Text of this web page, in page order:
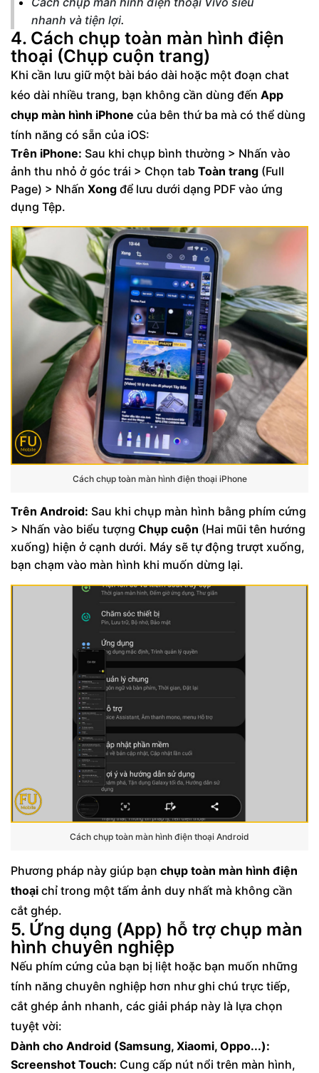
nhanh và tiện lợi.
4. Cách chụp toàn màn hình điện
thoại (Chụp cuộn trang)
Khi cần lưu giữ một bài báo dài hoặc một đoạn chat
kéo dài nhiều trang, bạn không cần dùng đến App
chụp màn hình iPhone của bên thứ ba mà có thể dùng
tính năng có sẵn của iOS:
Trên iPhone: Sau khi chụp bình thường > Nhấn vào
ảnh thu nhỏ ở góc trái > Chọn tab Toàn trang (Full
Page) > Nhấn Xong để lưu dưới dạng PDF vào ứng
dụng Tệp.
Cách chụp toàn màn hình điện thoại iPhone
Trên Android: Sau khi chụp màn hình bằng phím cứng
> Nhấn vào biểu tượng Chụp cuộn (Hai mũi tên hướng
xuống) hiện ở cạnh dưới. Máy sẽ tự động trượt xuống,
bạn chạm vào màn hình khi muốn dừng lại.
Cách chụp toàn màn hình điện thoại Android
Phương pháp này giúp bạn chụp toàn màn hình điện
thoại chỉ trong một tấm ảnh duy nhất mà không cần
cắt ghép.
5. Ứng dụng (App) hỗ trợ chụp màn
hình chuyên nghiệp
Nếu phím cứng của bạn bị liệt hoặc bạn muốn những
tính năng chuyên nghiệp hơn như ghi chú trực tiếp,
cắt ghép ảnh nhanh, các giải pháp này là lựa chọn
tuyệt vời:
Dành cho Android (Samsung, Xiaomi, Oppo...):
Screenshot Touch: Cung cấp nút nổi trên màn hình,